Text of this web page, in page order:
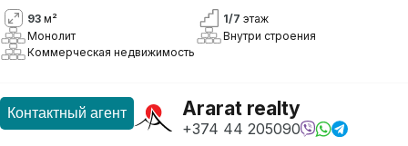
93 м² 1/7 этаж
Монолит
Внутри строения
Коммерческая недвижимость
Контактный агент Ararat realty
+374 44 205090